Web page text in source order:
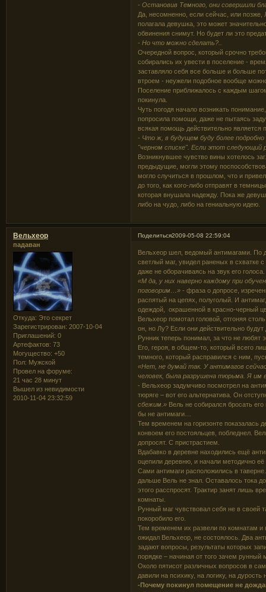
- Остановив Темного, они совершили
Да, несомненно, если сейчас, или
полагала девушка, это может
обвинения снимут. Но будет ли это
- Но что можно сделать?..
Очередной вопрос, который срочно
собирались их увести в поселение -
заставляло себя все больше и больше
втроем - неужели подобное вообще
Поселение приближалось с каждым
покинула.
Чуть погодя начало возникать
попросила помощи, даже не пытаясь
всякая помощь действительно
- Что ж, в будущем буду более
"черном списке". Если этот следующий
Возникнувшее чувство вины хотелось
предыдущие, могли этому
могло случиться в прошлом, что и
до того, как кого-либо отправят в
которая внушала надежду. Пока же
либо на чудо, либо на гениальную идею.
Поделиться2009-05-08 22:59:04
Вельхеор
падаван
Откуда: Это секрет
Зарегистрирован: 2007-10-04
Приглашений: 0
Артефактов: 73
Могущество: +50
Пол: Мужской
Провел на форуме:
21 час 28 минут
Вышел из невидимости
2010-11-04 23:32:59
Вельхеор шел, ведомый антимагами. По
светлый маг, увидел раненых в схватке
даже не оборачиваясь на звук его голоса.
«М да, у них наверно каждому при
поговорим…» - фраза о допросе,
распятый на цепях, полуголый. И
одеждой, окрашенной в красно-черный
Вельхеор помотал головой, отгоняя
он, но Лу? Если они действительно
Рунник теперь понимал, за что не любят
Его, героя, в общем-то, который всего
темного, который расправился с ним,
«Нет, не думай так. У антимагов
человек, была разрушена тюрьма. Я
- Вельхеор задумчиво посмотрел на
тюряге – вот его альтернатива. Он
сбежим.» Вель не собирался бросать
бы не антимаги…
Тем временем на горизонте показалась
конвоем его постояльцев, побледнел.
допросят. С пристрастием.
Вдабавко в деревне находились ещё
оцепили деревню, и начали методично её
Сами антимаги расположились в
дальше Вель не знал. Оставалось тока
этого расспросят. Трактир занят лишь
комнаты.
Рунный маг чувствовал себя не в своей
покоробило его.
Тем временем их развели по комнатам и
ожидал Вельхеор, не состоялось. Два
задают вопросы, результаты которых
порядке – начиная от того зачем
Около пятисот различных вопросов в
давили на психику, на логику, на
-Почему покинул помещение не